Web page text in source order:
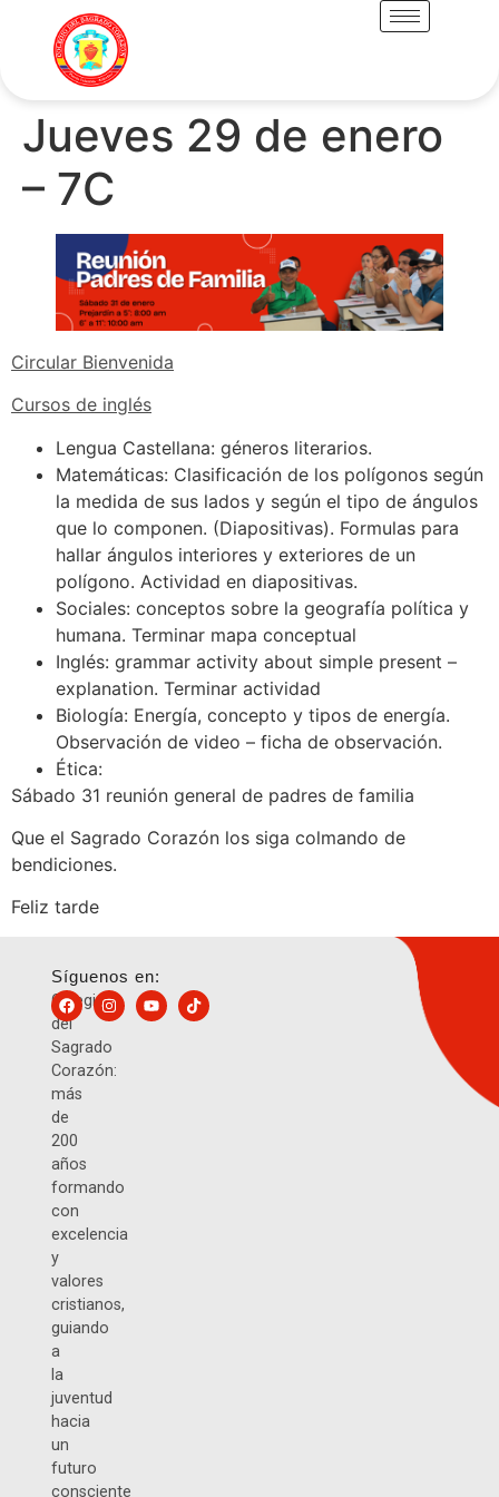
Jueves 29 de enero
– 7C
Circular Bienvenida
Cursos de inglés
Lengua Castellana: géneros literarios.
Matemáticas: Clasificación de los polígonos según
la medida de sus lados y según el tipo de ángulos
que lo componen. (Diapositivas). Formulas para
hallar ángulos interiores y exteriores de un
polígono. Actividad en diapositivas.
Sociales: conceptos sobre la geografía política y
humana. Terminar mapa conceptual
Inglés: grammar activity about simple present –
explanation. Terminar actividad
Biología: Energía, concepto y tipos de energía.
Observación de video – ficha de observación.
Ética:
Sábado 31 reunión general de padres de familia
Que el Sagrado Corazón los siga colmando de
bendiciones.
Feliz tarde
Colegio
del
Sagrado
Corazón:
más
de
200
años
formando
con
excelencia
y
valores
cristianos,
guiando
a
la
juventud
hacia
un
futuro
consciente
Síguenos en: